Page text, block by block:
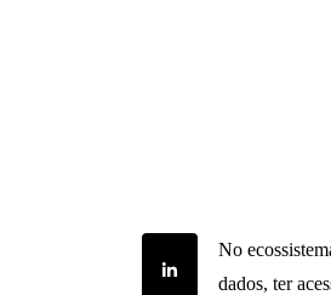
Share on LinkedIn
No
dados, ter